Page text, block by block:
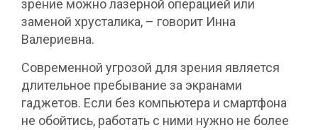
зрение можно лазерной операцией или
заменой хрусталика, – говорит Инна
Валериевна.
Современной угрозой для зрения является
длительное пребывание за экранами
гаджетов. Если без компьютера и смартфона
не обойтись, работать с ними нужно не более